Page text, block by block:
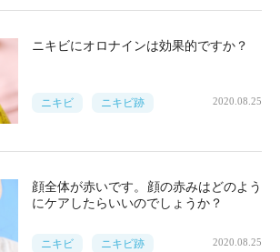
ニキビにオロナインは効果的ですか？
2020.08.25
ニキビ ニキビ跡
顔全体が赤いです。顔の赤みはどのよう
にケアしたらいいのでしょうか？
2020.08.25
ニキビ ニキビ跡